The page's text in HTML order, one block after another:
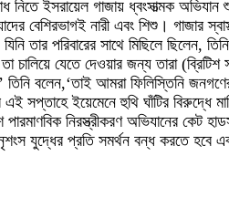
নিতে ইসরায়েল গাজায় ধ্বংসাত্মক
নারী এবং শিশু। গাজার
তার পরিবারের সাথে মিছিলে
চালিয়ে যেতে দেওয়ার জন্য তারা
বলেন,‘তাই আমরা ফিলিস্তিনি
ইয়েমেনে হুথি ঘাঁটির বিরুদ্ধে
নিরস্ত্রীকরণ অভিযানের কেট
যুদ্ধের প্রতি সমর্থন বন্ধ করতে হবে